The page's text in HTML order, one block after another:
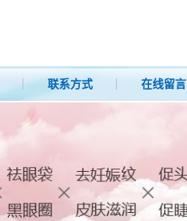
联系方式 在线留言